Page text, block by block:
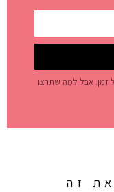
זמן. אבל למה שתרצו
זה